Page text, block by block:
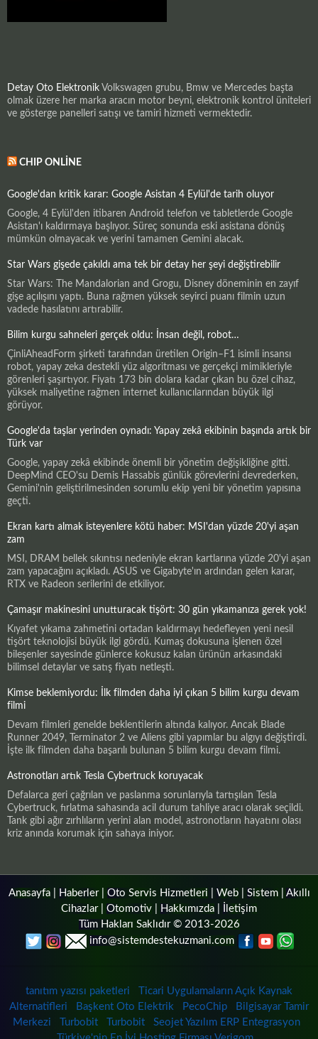
Detay Oto Elektronik Volkswagen grubu, Bmw ve Mercedes başta
olmak üzere her marka aracın motor beyni, elektronik kontrol üniteleri
ve gösterge panelleri satışı ve tamiri hizmeti vermektedir.
CHIP ONLINE
Google'dan kritik karar: Google Asistan 4 Eylül'de tarih oluyor
Google, 4 Eylül'den itibaren Android telefon ve tabletlerde Google
Asistan'ı kaldırmaya başlıyor. Süreç sonunda eski asistana dönüş
mümkün olmayacak ve yerini tamamen Gemini alacak.
Star Wars gişede çakıldı ama tek bir detay her şeyi değiştirebilir
Star Wars: The Mandalorian and Grogu, Disney döneminin en zayıf
gişe açılışını yaptı. Buna rağmen yüksek seyirci puanı filmin uzun
vadede hasılatını artırabilir.
Bilim kurgu sahneleri gerçek oldu: İnsan değil, robot…
ÇinliAheadForm şirketi tarafından üretilen Origin–F1 isimli insansı
robot, yapay zeka destekli yüz algoritması ve gerçekçi mimikleriyle
görenleri şaşırtıyor. Fiyatı 173 bin dolara kadar çıkan bu özel cihaz,
yüksek maliyetine rağmen internet kullanıcılarından büyük ilgi
görüyor.
Google'da taşlar yerinden oynadı: Yapay zekâ ekibinin başında artık bir
Türk var
Google, yapay zekâ ekibinde önemli bir yönetim değişikliğine gitti.
DeepMind CEO'su Demis Hassabis günlük görevlerini devrederken,
Gemini'nin geliştirilmesinden sorumlu ekip yeni bir yönetim yapısına
geçti.
Ekran kartı almak isteyenlere kötü haber: MSI'dan yüzde 20'yi aşan
zam
MSI, DRAM bellek sıkıntısı nedeniyle ekran kartlarına yüzde 20'yi aşan
zam yapacağını açıkladı. ASUS ve Gigabyte'ın ardından gelen karar,
RTX ve Radeon serilerini de etkiliyor.
Çamaşır makinesini unutturacak tişört: 30 gün yıkamanıza gerek yok!
Kıyafet yıkama zahmetini ortadan kaldırmayı hedefleyen yeni nesil
tişört teknolojisi büyük ilgi gördü. Kumaş dokusuna işlenen özel
bileşenler sayesinde günlerce kokusuz kalan ürünün arkasındaki
bilimsel detaylar ve satış fiyatı netleşti.
Kimse beklemiyordu: İlk filmden daha iyi çıkan 5 bilim kurgu devam
filmi
Devam filmleri genelde beklentilerin altında kalıyor. Ancak Blade
Runner 2049, Terminator 2 ve Aliens gibi yapımlar bu algıyı değiştirdi.
İşte ilk filmden daha başarılı bulunan 5 bilim kurgu devam filmi.
Astronotları artık Tesla Cybertruck koruyacak
Defalarca geri çağrılan ve paslanma sorunlarıyla tartışılan Tesla
Cybertruck, fırlatma sahasında acil durum tahliye aracı olarak seçildi.
Tank gibi ağır zırhlıların yerini alan model, astronotların hayatını olası
kriz anında korumak için sahaya iniyor.
Anasayfa| Haberler| Oto Servis Hizmetleri Web| Sistem| Akıllı
Cihazlar| Otomotiv Hakkımızda
İletişim
Tüm Hakları Saklıdır © 2013-2026
info@sistemdestekuzmani.com
tanıtım yazısı paketleri
Ticari Uygulamaların Açık Kaynak
Alternatifleri
Başkent Oto Elektrik PecoChip
Bilgisayar Tamir
Merkezi
Turbobit Turbobit
Seojet Yazılım ERP Entegrasyon